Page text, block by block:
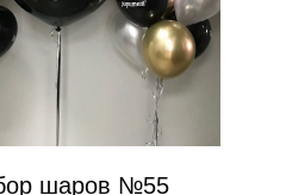
шаров №55